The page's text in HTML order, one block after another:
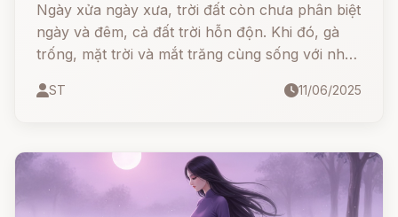
Ngày xửa ngày xưa, trời đất còn chưa phân biệt
ngày và đêm, cả đất trời hỗn độn. Khi đó, gà
trống, mặt trời và mắt trăng cùng sống với nhau
mặt trăng có chiếc áo khoác mầu trắng.
ST 11/06/2025